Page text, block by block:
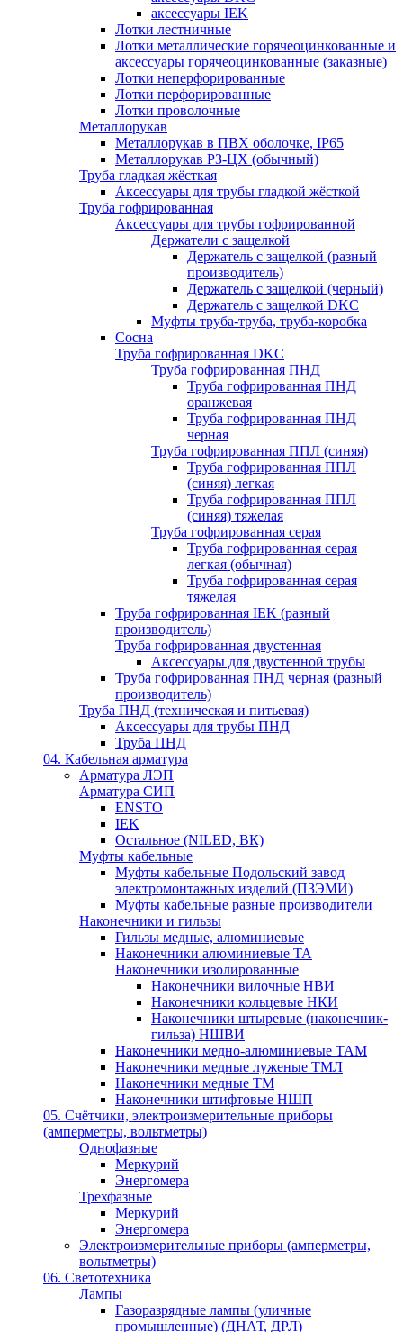
аксессуары IEK
Лотки лестничные
Лотки металлические горячеоцинкованные и
аксессуары горячеоцинкованные (заказные)
Лотки неперфорированные
Лотки перфорированные
Лотки проволочные
Металлорукав
Металлорукав в ПВХ оболочке, IP65
Металлорукав РЗ-ЦХ (обычный)
Труба гладкая жёсткая
Аксессуары для трубы гладкой жёсткой
Труба гофрированная
Аксессуары для трубы гофрированной
Держатели с защелкой
Держатель с защелкой (разный
производитель)
Держатель с защелкой (черный)
Держатель с защелкой DKC
Муфты труба-труба, труба-коробка
Сосна
Труба гофрированная DKC
Труба гофрированная ПНД
Труба гофрированная ПНД
оранжевая
Труба гофрированная ПНД
черная
Труба гофрированная ППЛ (синяя)
Труба гофрированная ППЛ
(синяя) легкая
Труба гофрированная ППЛ
(синяя) тяжелая
Труба гофрированная серая
Труба гофрированная серая
легкая (обычная)
Труба гофрированная серая
тяжелая
Труба гофрированная IEK (разный
производитель)
Труба гофрированная двустенная
Аксессуары для двустенной трубы
Труба гофрированная ПНД черная (разный
производитель)
Труба ПНД (техническая и питьевая)
Аксессуары для трубы ПНД
Труба ПНД
04. Кабельная арматура
Арматура ЛЭП
Арматура СИП
ENSTO
IEK
Остальное (NILED, ВК)
Муфты кабельные
Муфты кабельные Подольский завод
электромонтажных изделий (ПЗЭМИ)
Муфты кабельные разные производители
Наконечники и гильзы
Гильзы медные, алюминиевые
Наконечники алюминиевые ТА
Наконечники изолированные
Наконечники вилочные НВИ
Наконечники кольцевые НКИ
Наконечники штыревые (наконечник-
гильза) НШВИ
Наконечники медно-алюминиевые ТАМ
Наконечники медные луженые ТМЛ
Наконечники медные ТМ
Наконечники штифтовые НШП
05. Счётчики, электроизмерительные приборы
(амперметры, вольтметры)
Однофазные
Меркурий
Энергомера
Трехфазные
Меркурий
Энергомера
Электроизмерительные приборы (амперметры,
вольтметры)
06. Светотехника
Лампы
Газоразрядные лампы (уличные
промышленные) (ДНАТ, ДРЛ)